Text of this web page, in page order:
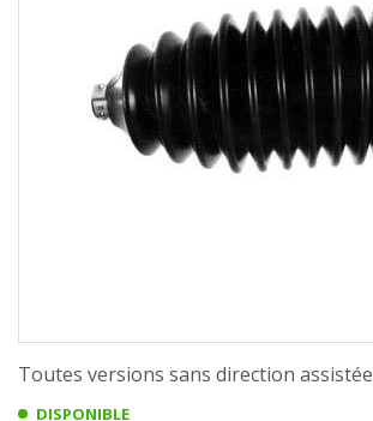
Toutes versions sans direction assistée
DISPONIBLE